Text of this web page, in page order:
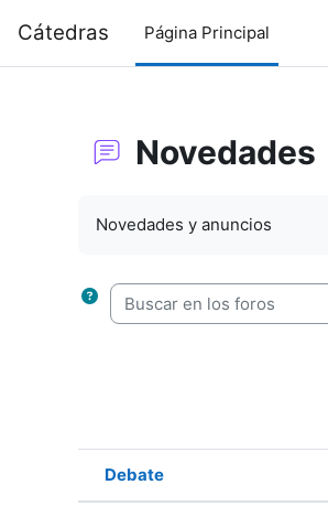
Cátedras Página Principal
Novedades
Novedades y anuncios
Buscar en los foros
Estado
Debate